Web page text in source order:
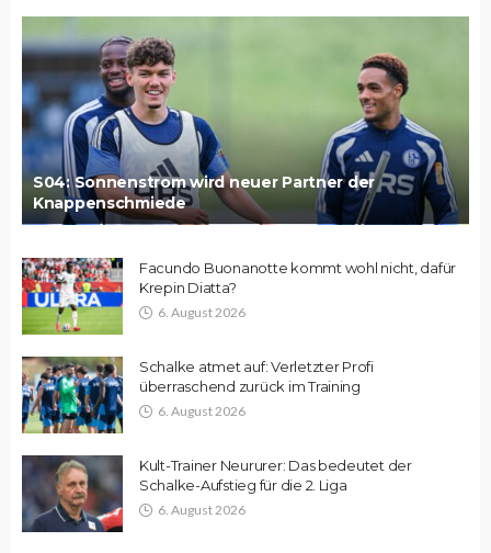
S04: Sonnenstrom wird neuer Partner der
Knappenschmiede
Facundo Buonanotte kommt wohl nicht, dafür
Krepin Diatta?
6. August 2026
Schalke atmet auf: Verletzter Profi
überraschend zurück im Training
6. August 2026
Kult-Trainer Neururer: Das bedeutet der
Schalke-Aufstieg für die 2. Liga
6. August 2026